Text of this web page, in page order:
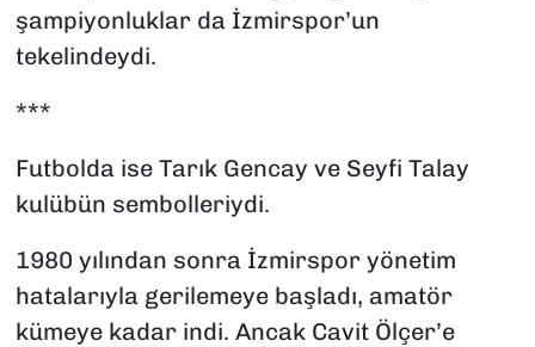
şampiyonluklar da İzmirspor’un
tekelindeydi.
***
Futbolda ise Tarık Gencay ve Seyfi Talay
kulübün sembolleriydi.
1980 yılından sonra İzmirspor yönetim
hatalarıyla gerilemeye başladı, amatör
kümeye kadar indi. Ancak Cavit Ölçer’e